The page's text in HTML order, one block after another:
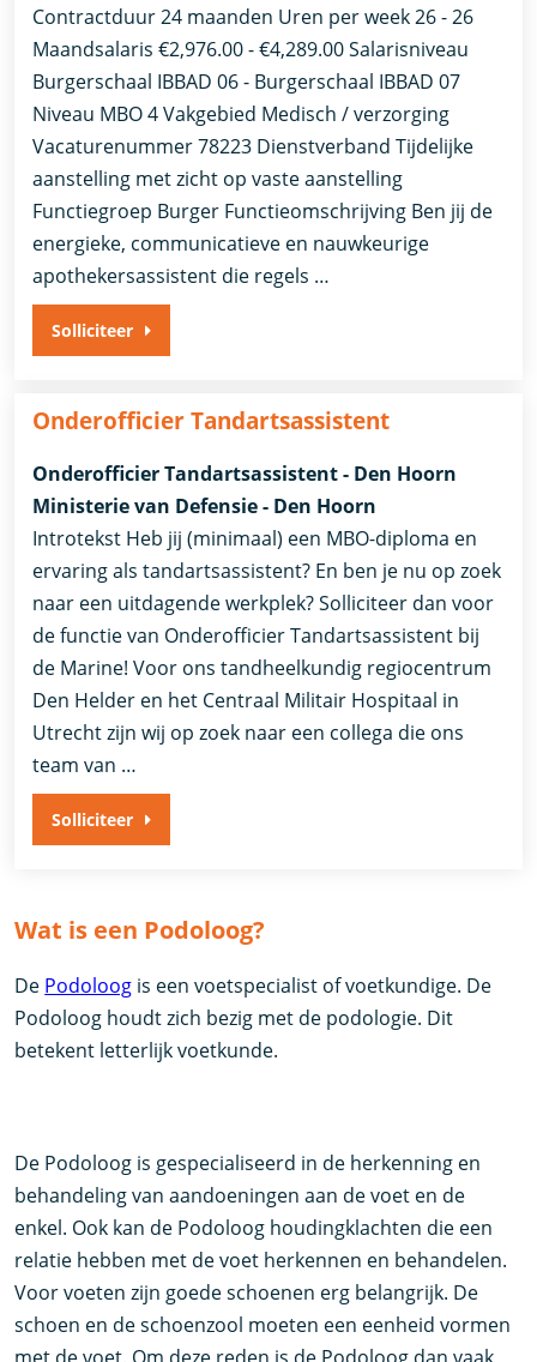
Contractduur 24 maanden Uren per week 26 - 26
Maandsalaris €2,976.00 - €4,289.00 Salarisniveau
Burgerschaal IBBAD 06 - Burgerschaal IBBAD 07
Niveau MBO 4 Vakgebied Medisch / verzorging
Vacaturenummer 78223 Dienstverband Tijdelijke
aanstelling met zicht op vaste aanstelling​​
Functiegroep Burger​ Functieomschrijving Ben jij de
energieke, communicatieve en nauwkeurige
apothekersassistent die regels …
Solliciteer
Onderofficier Tandartsassistent
Onderofficier Tandartsassistent - Den Hoorn
Ministerie van Defensie - Den Hoorn
Introtekst Heb jij (minimaal) een MBO-diploma en
ervaring als tandartsassistent? En ben je nu op zoek
naar een uitdagende werkplek? Solliciteer dan voor
de functie van Onderofficier Tandartsassistent bij
de Marine! Voor ons tandheelkundig regiocentrum
Den Helder en het Centraal Militair Hospitaal in
Utrecht zijn wij op zoek naar een collega die ons
team van …
Solliciteer
Wat is een Podoloog?
De Podoloog is een voetspecialist of voetkundige. De
Podoloog houdt zich bezig met de podologie. Dit
betekent letterlijk voetkunde.
De Podoloog is gespecialiseerd in de herkenning en
behandeling van aandoeningen aan de voet en de
enkel. Ook kan de Podoloog houdingklachten die een
relatie hebben met de voet herkennen en behandelen.
Voor voeten zijn goede schoenen erg belangrijk. De
schoen en de schoenzool moeten een eenheid vormen